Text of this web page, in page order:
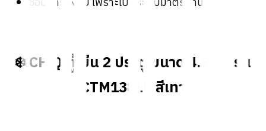
❄️CHiQ ตู้เย็น 2 ประตู ขนาด 4.9 คิว รุ่น
CTM138LS สีเทา